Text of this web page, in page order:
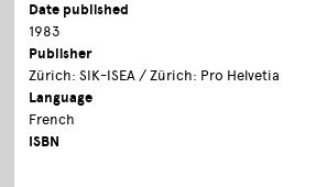
Date published
1983
Publisher
Zürich: SIK-ISEA / Zürich: Pro Helvetia
Language
French
ISBN